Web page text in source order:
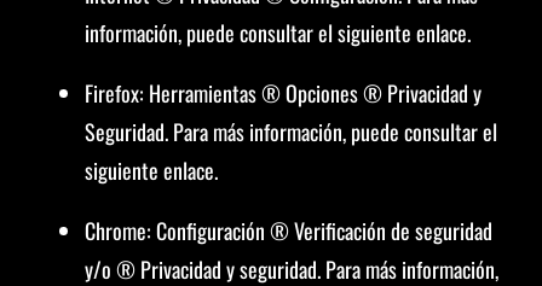
información, puede consultar el siguiente enlace.
Firefox: Herramientas ® Opciones ® Privacidad y
Seguridad. Para más información, puede consultar el
siguiente enlace.
Chrome: Configuración ® Verificación de seguridad
y/o ® Privacidad y seguridad. Para más información,